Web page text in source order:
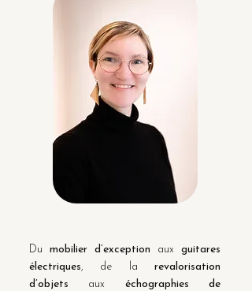
Du mobilier d’exception aux guitares
électriques, de la revalorisation
d’objets aux échographies de